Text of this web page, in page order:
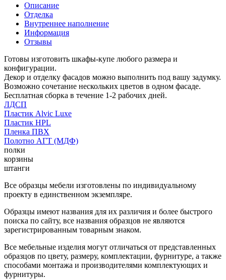
Описание
Отделка
Внутреннее наполнение
Информация
Отзывы
Готовы изготовить шкафы-купе любого размера и
конфигурации.
Декор и отделку фасадов можно выполнить под вашу задумку.
Возможно сочетание нескольких цветов в одном фасаде.
Бесплатная сборка в течение 1-2 рабочих дней.
ЛДСП
Пластик Alvic Luxe
Пластик HPL
Пленка ПВХ
Полотно АГТ (МДФ)
полки
корзины
штанги
Все образцы мебели изготовлены по индивидуальному
проекту в единственном экземпляре.
Образцы имеют названия для их различия и более быстрого
поиска по сайту, все названия образцов не являются
зарегистрированным товарным знаком.
Все мебельные изделия могут отличаться от представленных
образцов по цвету, размеру, комплектации, фурнитуре, а также
способами монтажа и производителями комплектующих и
фурнитуры.